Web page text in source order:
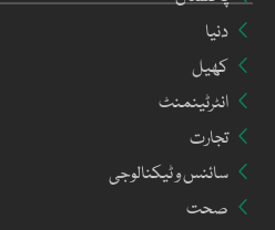
دنیا
کھیل
انٹرٹینمنٹ
تجارت
سائنس و ٹیکنالوجی
صحت